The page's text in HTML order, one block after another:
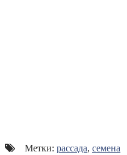
Метки: рассада, семена